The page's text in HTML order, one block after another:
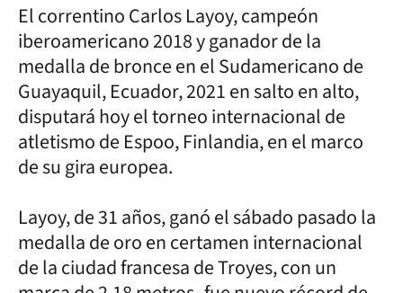
El correntino Carlos Layoy, campeón
iberoamericano 2018 y ganador de la
medalla de bronce en el Sudamericano de
Guayaquil, Ecuador, 2021 en salto en alto,
disputará hoy el torneo internacional de
atletismo de Espoo, Finlandia, en el marco
de su gira europea.
Layoy, de 31 años, ganó el sábado pasado la
medalla de oro en certamen internacional
de la ciudad francesa de Troyes, con un